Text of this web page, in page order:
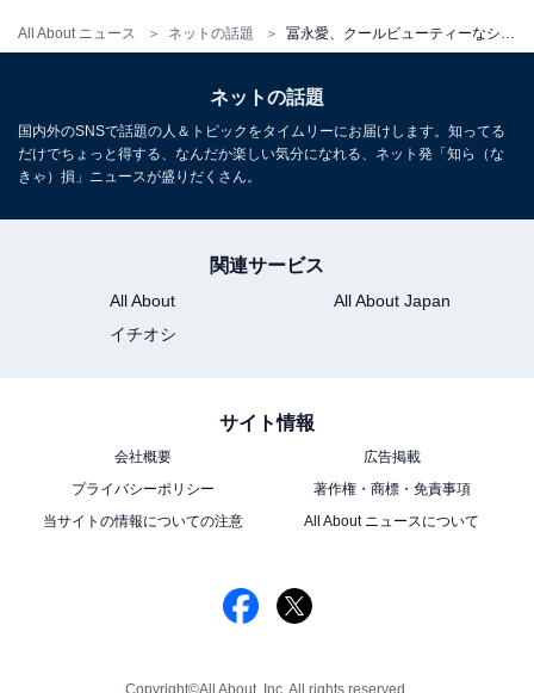
All About ニュース ネットの話題 冨永愛、クールビューティーなシャネルコーデに「スタイルのいいマネキンかと」「惚れ惚れ」と絶賛の声
ネットの話題
国内外のSNSで話題の人＆トピックをタイムリーにお届けします。知ってる
だけでちょっと得する、なんだか楽しい気分になれる、ネット発「知ら（な
きゃ）損」ニュースが盛りだくさん。
関連サービス
All About
All About Japan
イチオシ
サイト情報
会社概要
広告掲載
プライバシーポリシー
著作権・商標・免責事項
当サイトの情報についての注意
All About ニュースについて